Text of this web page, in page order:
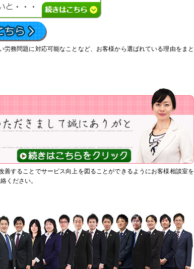
労務問題に対応可能なことなど、お客様から選ばれている理由をまと
善することでサービス向上を図ることができるようにお客様相談室を
ください。